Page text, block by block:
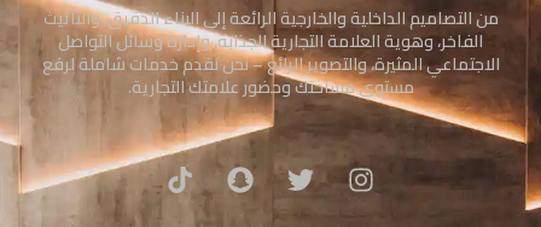
من التصاميم الداخلية والخارجية الرائعة إلى البناء الدقيق، والتأثيث
الفاخر، وهوية العلامة التجارية الجذابة، وإدارة وسائل التواصل
الاجتماعي المثيرة، والتصوير الرائع – نحن نقدم خدمات شاملة لرفع
مستوى مساحتك وحضور علامتك التجارية.